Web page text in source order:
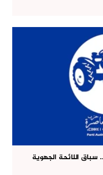
اللائحة الجهوية